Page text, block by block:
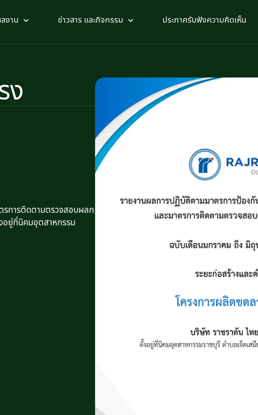
งาน ข่าวสาร และกิจกรรม ประกาศรับฟังความคิดเห็น
ง
รการติดตามตรวจสอบผลก
อยู่ที่นิคมอุตสาหกรรม